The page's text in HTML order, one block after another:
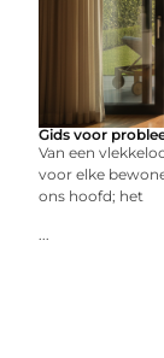
Gids voor
Van een
voor elke
ons hoofd; het
...